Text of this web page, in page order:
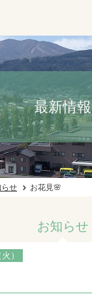
断
最新情報
らせ お花見🌸
お知らせ
）